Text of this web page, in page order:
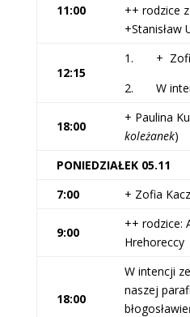
11:00
++ rodzice
+Stanisław
12:15
1. + Zofia
2. W
18:00
+ Paulina
koleżanek)
PONIEDZIAŁEK 05.11
7:00
+ Zofia
9:00
++ rodzice:
Hrehoreccy
18:00
W intencji
naszej